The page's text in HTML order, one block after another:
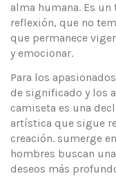
alma humana. Es
reflexión, que no
que permanece
y emocionar.
Para los
de significado y los
camiseta es una
artística que sigue
creación. sumerge
hombres buscan
deseos más